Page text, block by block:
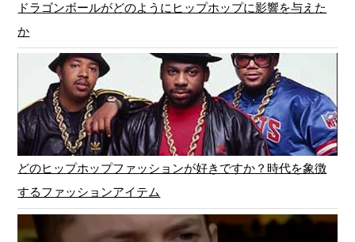
ドラゴンボールがどのようにヒップホップに影響を与えた
か
どのヒップホップファッションが好きですか？時代を象徴
するファッションアイテム